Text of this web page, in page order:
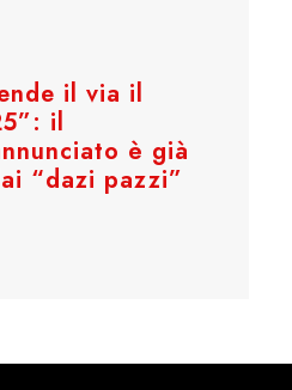
il via il
il
è già
“dazi pazzi”